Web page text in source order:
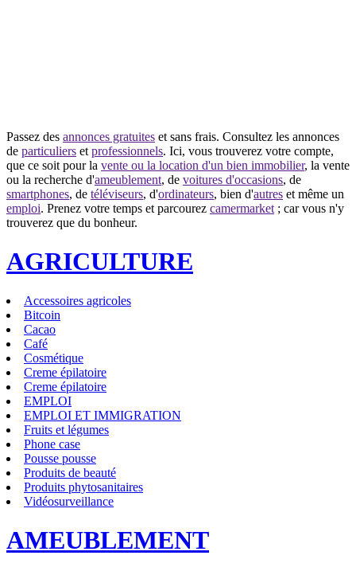
Passez des annonces gratuites et sans frais. Consultez les annonces
de particuliers et professionnels. Ici, vous trouverez votre compte,
que ce soit pour la vente ou la location d'un bien immobilier, la vente
ou la recherche d'ameublement, de voitures d'occasions, de
smartphones, de téléviseurs, d'ordinateurs, bien d'autres et même un
emploi. Prenez votre temps et parcourez camermarket ; car vous n'y
trouverez que du bonheur.
AGRICULTURE
Accessoires agricoles
Bitcoin
Cacao
Café
Cosmétique
Creme épilatoire
Creme épilatoire
EMPLOI
EMPLOI ET IMMIGRATION
Fruits et légumes
Phone case
Pousse pousse
Produits de beauté
Produits phytosanitaires
Vidéosurveillance
AMEUBLEMENT